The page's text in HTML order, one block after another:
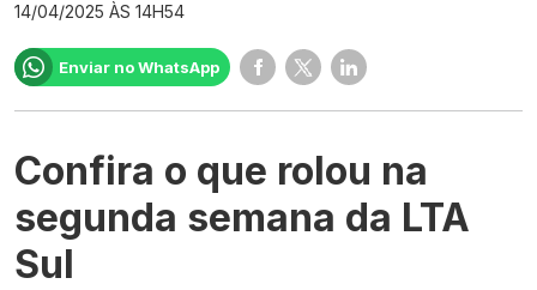
14/04/2025 ÀS 14H54
Enviar no WhatsApp
Confira o que rolou na
segunda semana da LTA
Sul